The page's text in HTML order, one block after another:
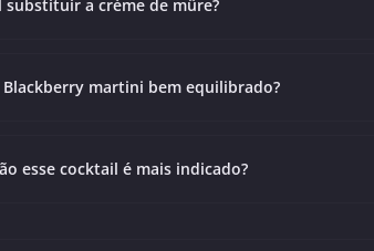
substituir a crème de mûre?
martini bem equilibrado?
esse cocktail é mais indicado?